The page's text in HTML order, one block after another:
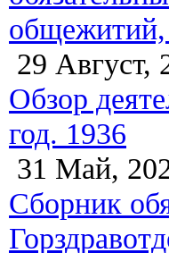
общежитий,
29 Август,
Обзор
год. 1936
31 Май,
Сборник